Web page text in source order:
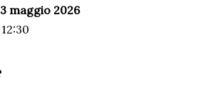
maggio 2026